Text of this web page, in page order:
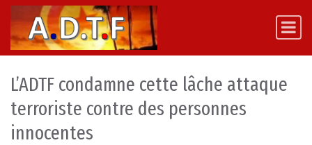
Skip to content
Main Navigation
L’ADTF condamne cette lâche attaque
terroriste contre des personnes
innocentes